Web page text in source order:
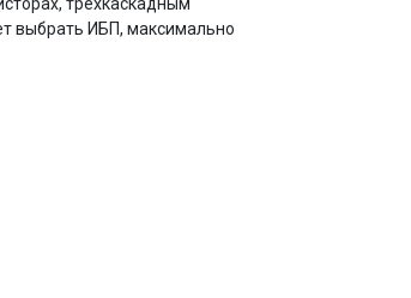
выбрать ИБП, максимально